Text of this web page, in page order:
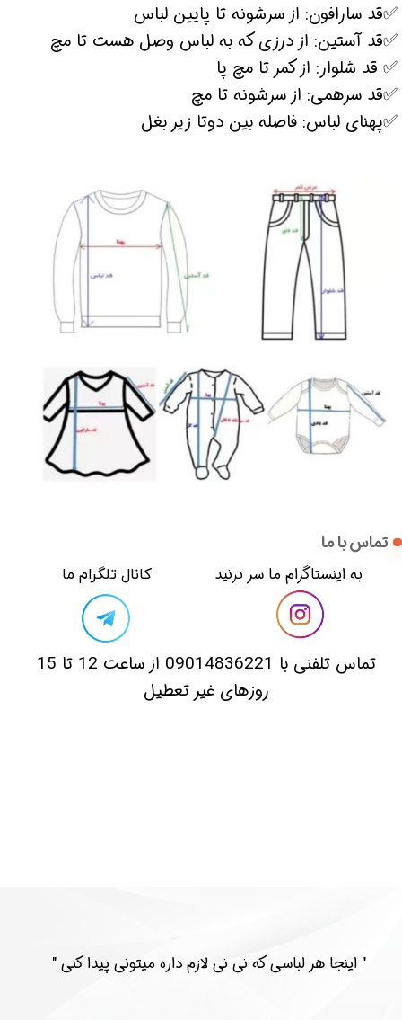
✅قد سارافون: از سرشونه تا پایین لباس
✅قد آستین: از درزی که به لباس وصل هست تا مچ
✅ قد شلوار: از کمر تا مچ پا
✅قد سرهمی: از سرشونه تا مچ
✅پهنای لباس: فاصله بین دوتا زیر بغل
تماس با ما
​​به اینستاگرام ما سر بزنید​​​​​​​
​تماس تلفنی با 09014836221 از ساعت 12 تا 15
روزهای غیر تعطیل
​کانال تلگرام ما
​​" اینجا هر لباسی که نی نی لازم داره میتونی پیدا کنی "​​​​​​​​​​​​​​